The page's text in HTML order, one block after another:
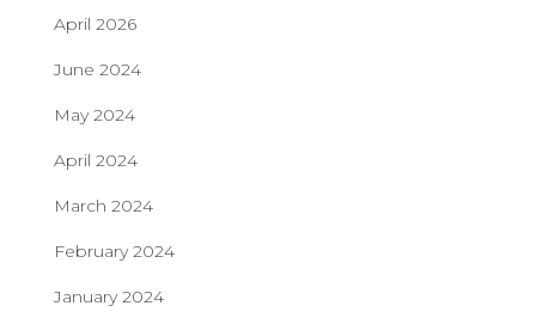
April 2026
June 2024
May 2024
April 2024
March 2024
February 2024
January 2024